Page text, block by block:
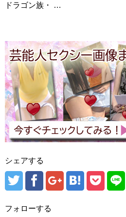
ドラゴン族・ …
シェアする
フォローする